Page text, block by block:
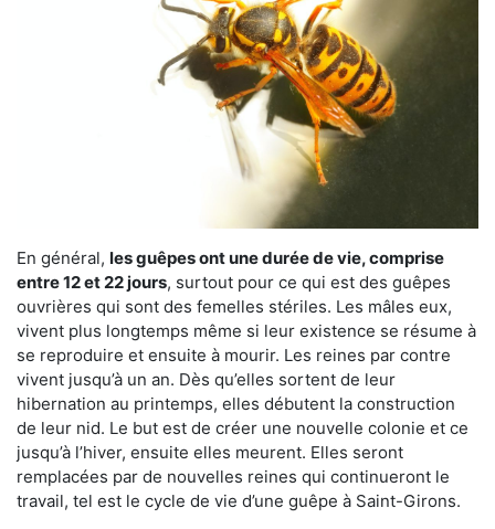
En général, les guêpes ont une durée de vie, comprise
entre 12 et 22 jours, surtout pour ce qui est des guêpes
ouvrières qui sont des femelles stériles. Les mâles eux,
vivent plus longtemps même si leur existence se résume à
se reproduire et ensuite à mourir. Les reines par contre
vivent jusqu’à un an. Dès qu’elles sortent de leur
hibernation au printemps, elles débutent la construction
de leur nid. Le but est de créer une nouvelle colonie et ce
jusqu’à l’hiver, ensuite elles meurent. Elles seront
remplacées par de nouvelles reines qui continueront le
travail, tel est le cycle de vie d’une guêpe à Saint-Girons.